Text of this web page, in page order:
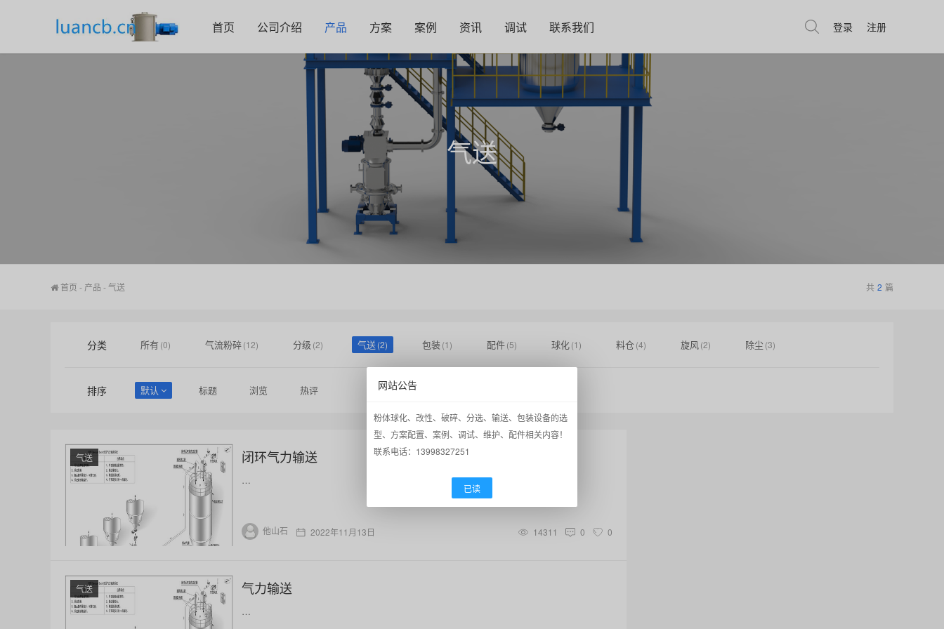
首页 公司介绍 产品 方案 案例 资讯 调试 联系我们 登录 注册
气送
首页 - 产品 -气送 共 2 篇
分类 所有 (0) 气流粉碎(12) 分级 (2) 气送(2) 包装(1) 配件(5) 球化(1) 料仓(4) 旋风(2) 除尘 (3)
排序 默认 标题 浏览 热评
气送 闭环气力输送
…
他山石 2022年11月13日 14311 0 0
气送 气力输送
…
网站公告
粉体球化、改性、破碎、分选、输送、包装设备的选
型、方案配置、案例、调试、维护、配件相关内容！
联系电话：13998327251
已读